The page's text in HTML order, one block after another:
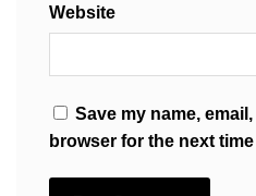
Website
Save my name,
browser for the next